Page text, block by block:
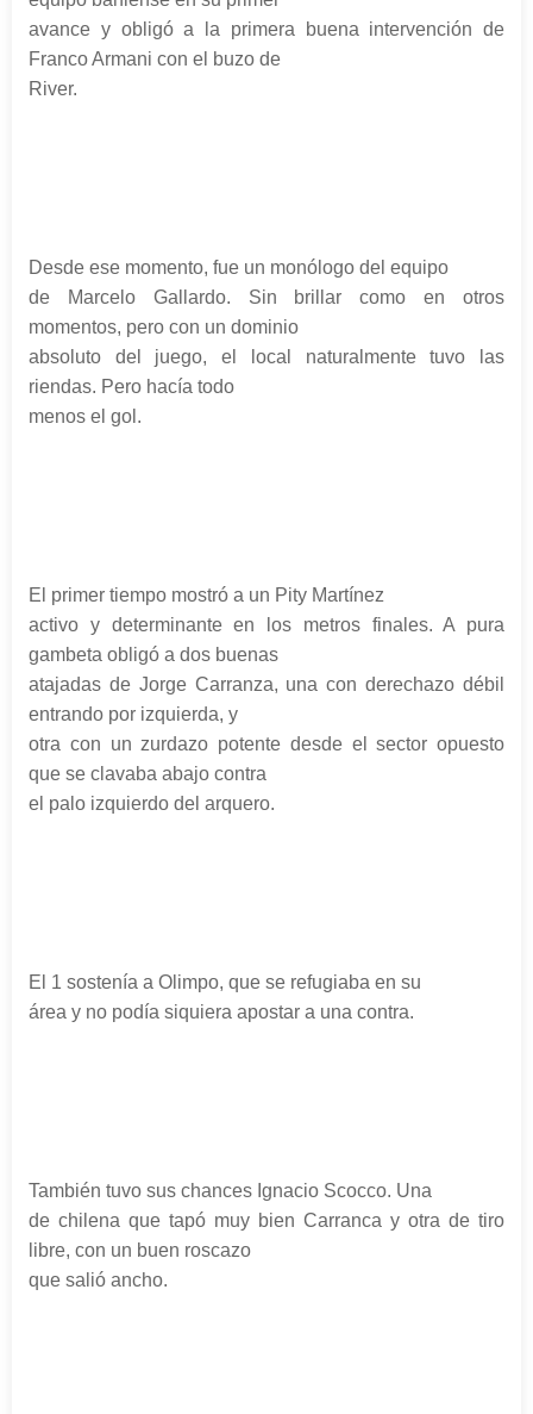
avance y obligó a la primera buena intervención de
Franco Armani con el buzo de
River.
Desde ese momento, fue un monólogo del equipo
de Marcelo Gallardo. Sin brillar como en otros
momentos, pero con un dominio
absoluto del juego, el local naturalmente tuvo las
riendas. Pero hacía todo
menos el gol.
El primer tiempo mostró a un Pity Martínez
activo y determinante en los metros finales. A pura
gambeta obligó a dos buenas
atajadas de Jorge Carranza, una con derechazo débil
entrando por izquierda, y
otra con un zurdazo potente desde el sector opuesto
que se clavaba abajo contra
el palo izquierdo del arquero.
El 1 sostenía a Olimpo, que se refugiaba en su
área y no podía siquiera apostar a una contra.
También tuvo sus chances Ignacio Scocco. Una
de chilena que tapó muy bien Carranca y otra de tiro
libre, con un buen roscazo
que salió ancho.